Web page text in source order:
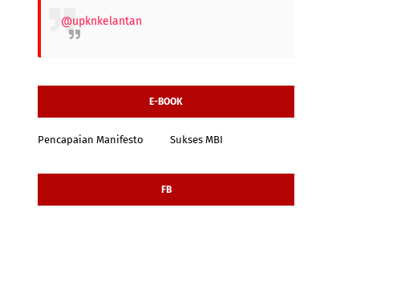
@upknkelantan
E-BOOK
Pencapaian Manifesto Sukses MBI
FB